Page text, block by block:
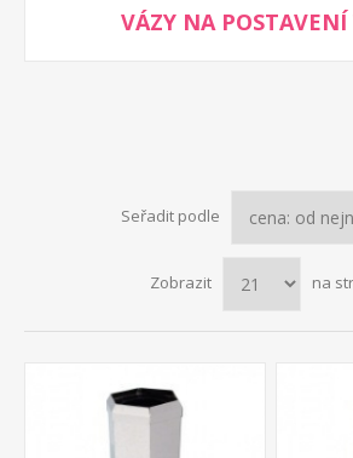
VÁZY NA POSTAVENÍ
Seřadit podle
Zobrazit na